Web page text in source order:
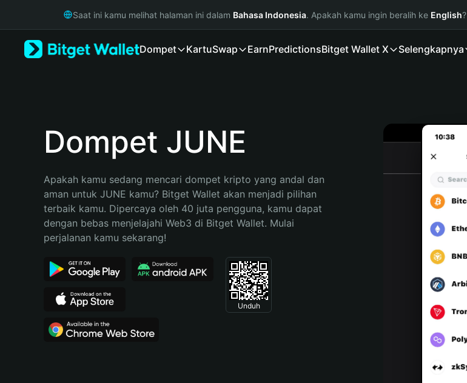
Русский
Bahasa Indonesia
Español (Argentina)
Saat ini kamu melihat halaman ini dalam Bahasa Indonesia. Apakah kamu ingin beralih ke English?
Dompet KartuSwap EarnPredictionsBitget Wallet X Selengkapnya
Dompet JUNE
Apakah kamu sedang mencari dompet kripto yang andal dan
aman untuk JUNE kamu? Bitget Wallet akan menjadi pilihan
terbaik kamu. Dipercaya oleh 40 juta pengguna, kamu dapat
dengan bebas menjelajahi Web3 di Bitget Wallet. Mulai
perjalanan kamu sekarang!
Unduh